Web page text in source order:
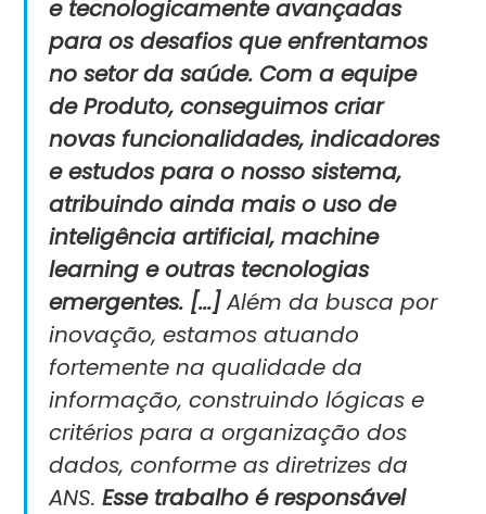
e tecnologicamente avançadas
para os desafios que enfrentamos
no setor da saúde. Com a equipe
de Produto, conseguimos criar
novas funcionalidades, indicadores
e estudos para o nosso sistema,
atribuindo ainda mais o uso de
inteligência artificial, machine
learning e outras tecnologias
emergentes. [...]Além da busca por
inovação, estamos atuando
fortemente na qualidade da
informação, construindo lógicas e
critérios para a organização dos
dados, conforme as diretrizes da
ANS. Esse trabalho é responsável